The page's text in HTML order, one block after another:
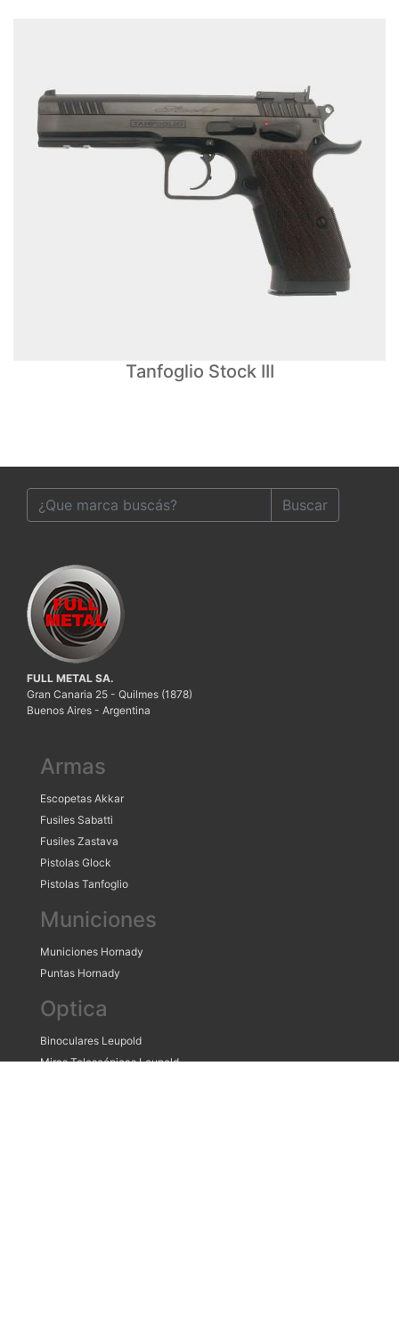
Tanfoglio Stock III
Buscar
FULL METAL SA.
Gran Canaria 25 - Quilmes (1878)
Buenos Aires - Argentina
Armas
Escopetas Akkar
Fusiles Sabatti
Fusiles Zastava
Pistolas Glock
Pistolas Tanfoglio
Municiones
Municiones Hornady
Puntas Hornady
Optica
Binoculares Leupold
Miras Telescópicas Leupold